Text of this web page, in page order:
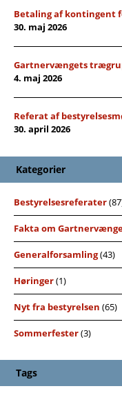
Betaling af kontingent
30. maj 2026
Gartnervængets
4. maj 2026
Referat af
30. april 2026
Kategorier
Bestyrelsesreferater
Fakta om
Generalforsamling(43)
Høringer(1)
Nyt fra bestyrelsen (65)
Sommerfester(3)
Tags